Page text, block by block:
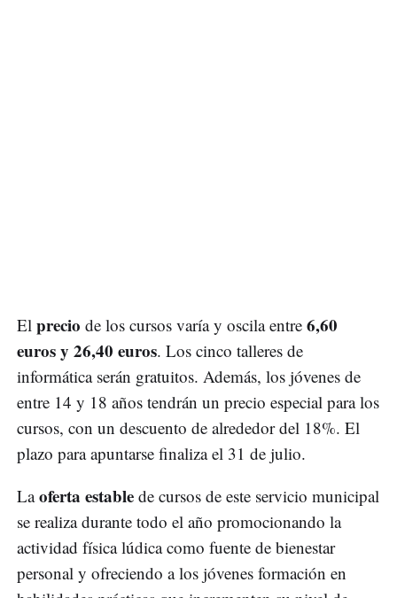
El precio de los cursos varía y oscila entre 6,60
euros y 26,40 euros. Los cinco talleres de
informática serán gratuitos. Además, los jóvenes de
entre 14 y 18 años tendrán un precio especial para los
cursos, con un descuento de alrededor del 18%. El
plazo para apuntarse finaliza el 31 de julio.
Laoferta estable de cursos de este servicio municipal
se realiza durante todo el año promocionando la
actividad física lúdica como fuente de bienestar
personal y ofreciendo a los jóvenes formación en